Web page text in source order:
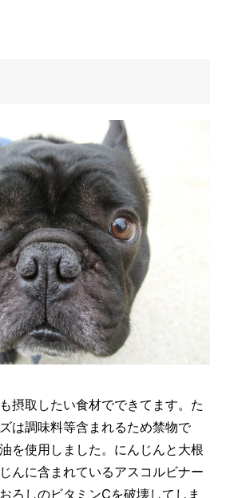
摂取したい食材でできてます。た
は調味料等含まれるため禁物で
を使用しました。にんじんと大根
んに含まれているアスコルビナー
ろしのビタミンCを破壊してしま